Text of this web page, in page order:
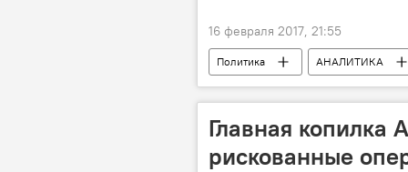
16 февраля 2017, 21:55
Политика АНАЛИТИКА
Россия
США
Главная копилка
рискованные